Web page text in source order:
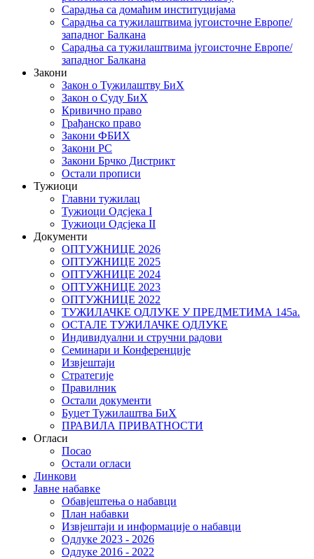
Сарадња са домаћим институцијама
Сарадња са тужилаштвима југоисточне Европе/
западног Балкана
Сарадња са тужилаштвима југоисточне Европе/
западног Балкана
Закони
Закон о Тужилаштву БиХ
Закон о Суду БиХ
Кривично право
Грађанско право
Закони ФБИХ
Закони РС
Закони Брчко Дистрикт
Остали прописи
Тужиоци
Главни тужилац
Тужиоци Oдсјекa I
Тужиоци Oдсјекa II
Документи
ОПТУЖНИЦЕ 2026
ОПТУЖНИЦЕ 2025
ОПТУЖНИЦЕ 2024
ОПТУЖНИЦЕ 2023
ОПТУЖНИЦЕ 2022
ТУЖИЛАЧКЕ ОДЛУКЕ У ПРЕДМЕТИМА 145а.
ОСТАЛЕ ТУЖИЛАЧКЕ ОДЛУКЕ
Индивидуални и стручни радови
Семинари и Конференције
Извјештаји
Стратегије
Правилник
Остали документи
Буџет Тужилаштва БиХ
ПРАВИЛА ПРИВАТНОСТИ
Огласи
Посао
Остали огласи
Линкови
Јавне набавке
Обавјештења о набавци
План набавки
Извјештаји и информације о набавци
Одлуке 2023 - 2026
Одлуке 2016 - 2022